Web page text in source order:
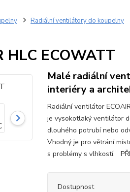
Radiální ventilátory do koupelny
ECOWATT
Malé radiální
interiéry a
Radiální ventilátor
je vysokotlaký ventilátor
dlouhého potrubí nebo
Vhodný je pro větrání
s problémy s vlhkostí.
Dostupnost